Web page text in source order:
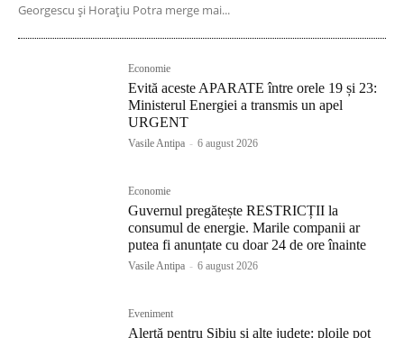
Georgescu și Horațiu Potra merge mai...
Economie
Evită aceste APARATE între orele 19 și 23:
Ministerul Energiei a transmis un apel
URGENT
Vasile Antipa - 6 august 2026
Economie
Guvernul pregătește RESTRICȚII la
consumul de energie. Marile companii ar
putea fi anunțate cu doar 24 de ore înainte
Vasile Antipa - 6 august 2026
Eveniment
Alertă pentru Sibiu și alte județe: ploile pot